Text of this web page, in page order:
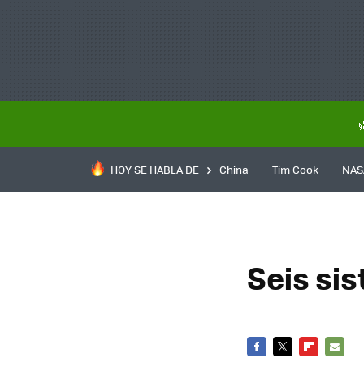
HOY SE HABLA DE China Tim Cook
Seis